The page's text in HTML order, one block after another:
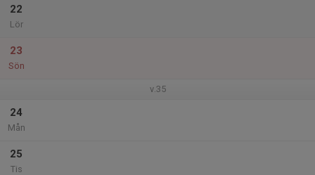
22
Lör
23
Sön
v.35
24
Mån
25
Tis